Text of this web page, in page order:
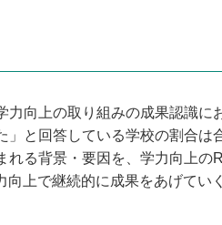
向上の取り組みの成果認識に
」と回答している学校の割合は
れる背景・要因を、学力向上の
上で継続的に成果をあげてい